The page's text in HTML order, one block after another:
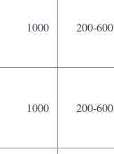
200-600
1000
200-600
1000